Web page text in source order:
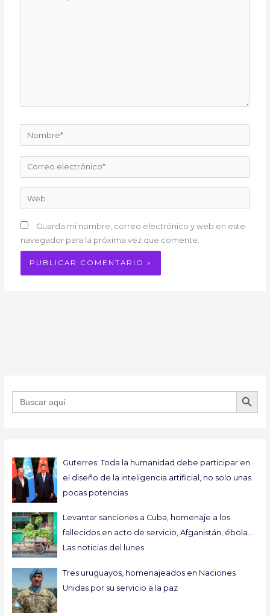
Nombre*
Correo
electrónico*
Web
Guarda mi nombre, correo electrónico y web en este
navegador para la próxima vez que comente.
Buscar: BOTÓN DE
Guterres: Toda la humanidad debe participar en
el diseño de la inteligencia artificial, no solo unas
pocas potencias
Levantar sanciones a Cuba, homenaje a los
fallecidos en acto de servicio, Afganistán, ébola…
Las noticias del lunes
Tres uruguayos, homenajeados en Naciones
Unidas por su servicio a la paz